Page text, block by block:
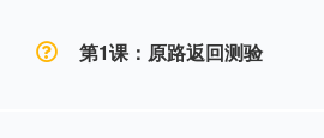
第1课：原路返回测验